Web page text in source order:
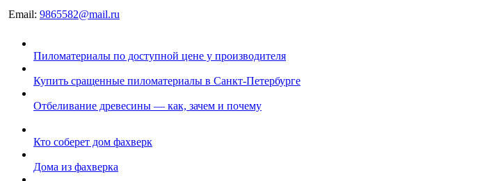
Email: 9865582@mail.ru
Пиломатериалы по доступной цене у производителя
Купить сращенные пиломатериалы в Санкт-Петербурге
Отбеливание древесины — как, зачем и почему
Кто соберет дом фахверк
Дома из фахверка